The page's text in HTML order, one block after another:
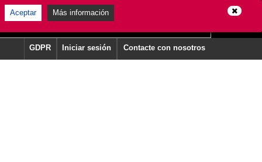
Aceptar Más información
Contacte con nosotros
Iniciar sesión
GDPR